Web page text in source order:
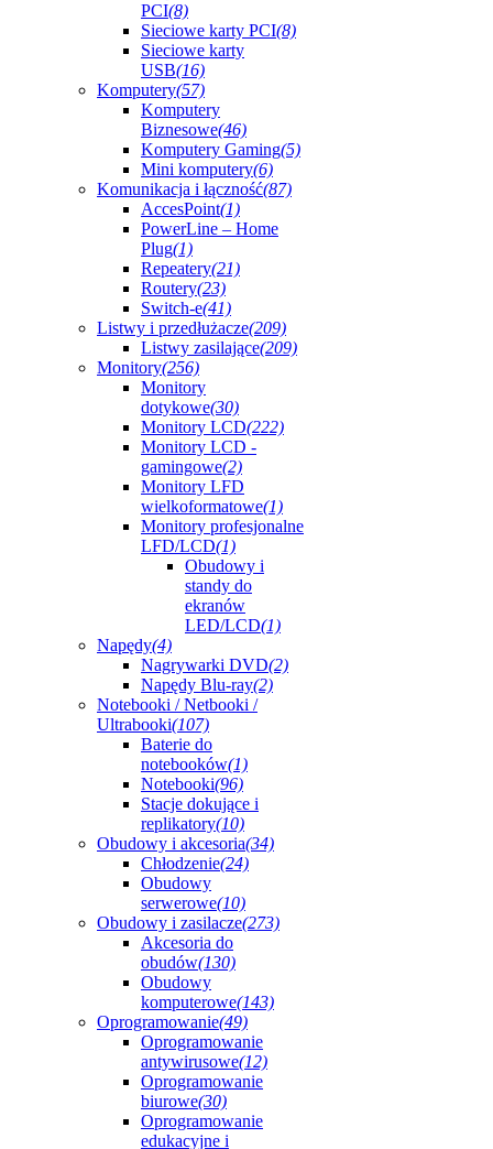
PCI(8)
Sieciowe karty PCI(8)
Sieciowe karty
USB(16)
Komputery(57)
Komputery
Biznesowe(46)
Komputery Gaming(5)
Mini komputery(6)
Komunikacja i łączność(87)
AccesPoint(1)
PowerLine – Home
Plug(1)
Repeatery(21)
Routery(23)
Switch-e(41)
Listwy i przedłużacze(209)
Listwy zasilające(209)
Monitory(256)
Monitory
dotykowe(30)
Monitory LCD(222)
Monitory LCD -
gamingowe(2)
Monitory LFD
wielkoformatowe(1)
Monitory profesjonalne
LFD/LCD(1)
Obudowy i
standy do
ekranów
LED/LCD(1)
Napędy(4)
Nagrywarki DVD(2)
Napędy Blu-ray(2)
Notebooki / Netbooki /
Ultrabooki(107)
Baterie do
notebooków(1)
Notebooki(96)
Stacje dokujące i
replikatory(10)
Obudowy i akcesoria(34)
Chłodzenie(24)
Obudowy
serwerowe(10)
Obudowy i zasilacze(273)
Akcesoria do
obudów(130)
Obudowy
komputerowe(143)
Oprogramowanie(49)
Oprogramowanie
antywirusowe(12)
Oprogramowanie
biurowe(30)
Oprogramowanie
edukacyjne i